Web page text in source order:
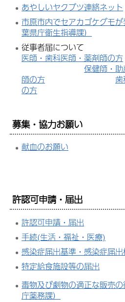
あやしいヤクブツ連絡ネット
市原市内でセアカゴケグモ
葉県庁衛生指導課）
従事者届について
医師・歯科医師・薬剤師の方
保健師・
師の方
の方
募集・協力お願い
献血のお願い
許認可申請・届出
許認可申請・届出
手続(生活・福祉・医療)
感染症届出基準・感染症届
特定給食施設等の届出
毒物及び劇物の適正な販売
庁薬務課）